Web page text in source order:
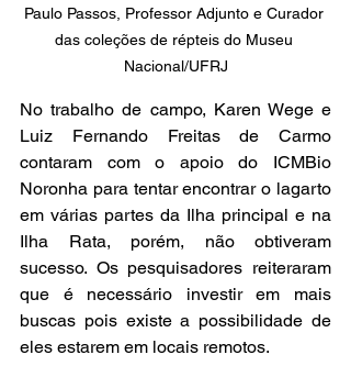
Paulo Passos, Professor Adjunto e Curador
das coleções de répteis do Museu
Nacional/UFRJ
No trabalho de campo, Karen Wege e
Luiz Fernando Freitas de Carmo
contaram com o apoio do ICMBio
Noronha para tentar encontrar o lagarto
em várias partes da Ilha principal e na
Ilha Rata, porém, não obtiveram
sucesso. Os pesquisadores reiteraram
que é necessário investir em mais
buscas pois existe a possibilidade de
eles estarem em locais remotos.